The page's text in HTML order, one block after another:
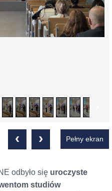
‹ › Pełny ekran
odbyło się uroczyste
studiów